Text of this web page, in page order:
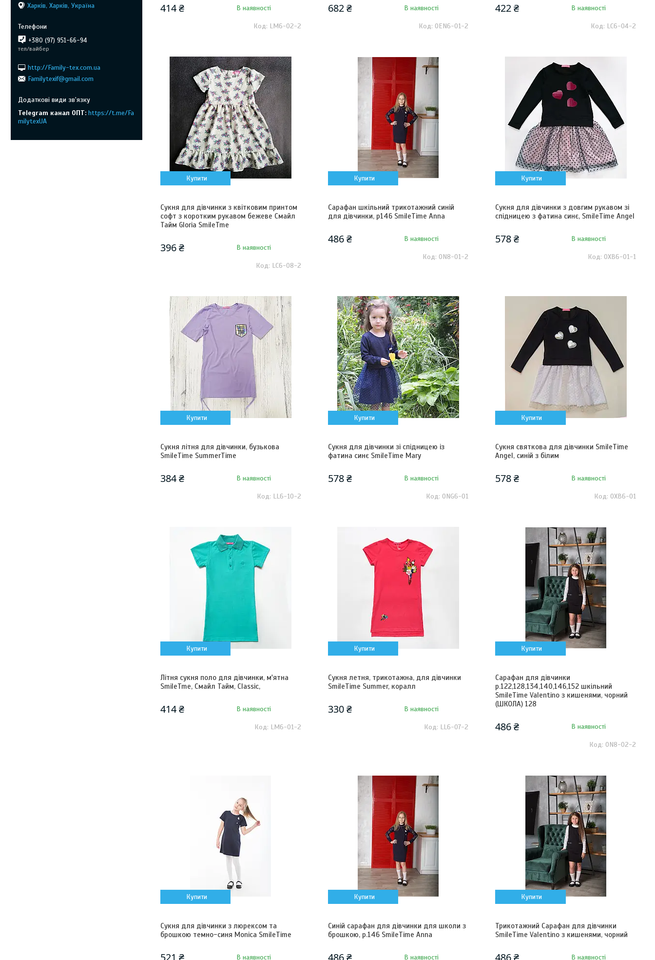
414 ₴ В наявності
LM6-02-2
682 ₴ В наявності
OEN6-01-2
422 ₴ В наявності
LC6-04-2
Купити
Сукня для дівчинки з квітковим принтом
софт з коротким рукавом бежеве Смайл
Тайм Gloria SmileTme
396 ₴ В наявності
LC6-08-2
Купити
Сарафан шкільний трикотажний синій
для дівчинки, р146 SmileTime Anna
486 ₴ В наявності
ON8-01-2
Купити
Сукня для дівчинки з довгим рукавом зі
спідницею з фатина синє, SmileTime Angel
578 ₴ В наявності
OXB6-01-1
Купити
Сукня літня для дівчинки, бузькова
SmileTime SummerTime
384 ₴ В наявності
LL6-10-2
Купити
Сукня для дівчинки зі спідницею із
фатина синє SmileTime Mary
578 ₴ В наявності
ONG6-01
Купити
Сукня святкова для дівчинки SmileTime
Angel, синій з білим
578 ₴ В наявності
OXB6-01
Купити
Літня сукня поло для дівчинки, м'ятна
SmileTme, Смайл Тайм, Classic,
414 ₴ В наявності
LM6-01-2
Купити
Сукня летня, трикотажна, для дівчинки
SmileTime Summer, коралл
330 ₴ В наявності
LL6-07-2
Купити
Сарафан для дівчинки
р.122,128,134,140,146,152 шкільний
SmileTime Valentino з кишенями, чорний
(ШКОЛА) 128
486 ₴ В наявності
ON8-02-2
Купити
Сукня для дівчинки з люрексом та
брошкою темно-синя Monica SmileTime
521 ₴ В наявності
Купити
Синій сарафан для дівчинки для школи з
брошкою, р.146 SmileTime Anna
486 ₴ В наявності
Купити
Трикотажний Сарафан для дівчинки
SmileTime Valentino з кишенями, чорний
486 ₴ В наявності
Харків, Харків, Україна
+380 (97) 951-66-94
тел/вайбер
http://Family-tex.com.ua
Familytexif@gmail.com
Telegram канал ОПТ https://t.me/Fa
milytexUA